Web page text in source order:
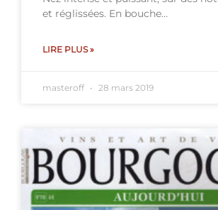
et réglissées. En bouche…
LIRE PLUS »
masteroff 28 mars 2019